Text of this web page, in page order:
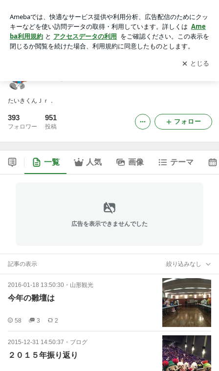
アプリをダウンロードして ブログの更新通知
を受け取りまし
ょう。
開く
たいきくんＪｒ．
393
フォロワー
951
投稿
フォロー
一覧 人気 画像 テーマ
広告を表示できませんでした
記事の表示 絞り込みなし
2016-01-18 13:50:30 ・ 山形観光
今年の雛壇は
58 3 2
2015-12-31 14:50:37 ・ ブログ
２０１５年振り返り